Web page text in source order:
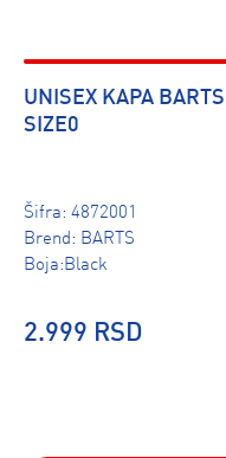
UNISEX KAPA
SIZE0
Šifra: 4872001
Brend: BARTS
Boja:Black
2.999 RSD